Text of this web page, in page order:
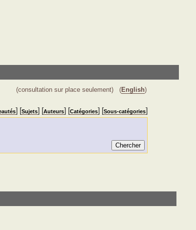
(consultation sur place seulement) (English)
] [Sujets] [Auteurs] [Catégories] [Sous-catégories]